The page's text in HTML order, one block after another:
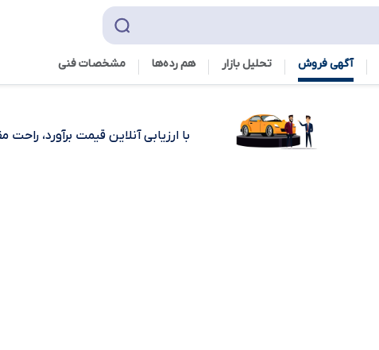
آگهی فروش تحلیل بازار هم رده‌ها‌ مشخصات فنی
با ارزیابی آنلاین قیمت برآورد،